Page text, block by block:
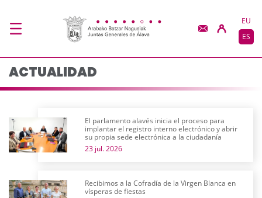
Actualidad - JJGG-
EU
ES
ACTUALIDAD
El parlamento alavés inicia el proceso para
implantar el registro interno electrónico y abrir
su propia sede electrónica a la ciudadanía
23 jul. 2026
Recibimos a la Cofradía de la Virgen Blanca en
vísperas de fiestas